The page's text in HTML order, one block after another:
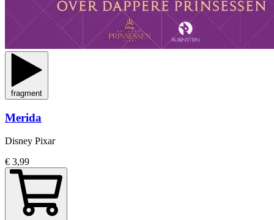
fragment
Merida
Disney Pixar
€ 3,99